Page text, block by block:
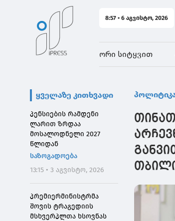
8:57 • 6 აგვისტო, 2026
ორი სიტყვით
ყველაზე კითხვადი
პენსიების რამდენი
ლარით ზრდაა
მოსალოდნელი 2027
წლიდან
საზოგადოება
13:15 • 3 აგვისტო, 2026
პრემიერმინისტრმა
შოვის ტრაგედიის
მსხვერპლთა ხსოვნას